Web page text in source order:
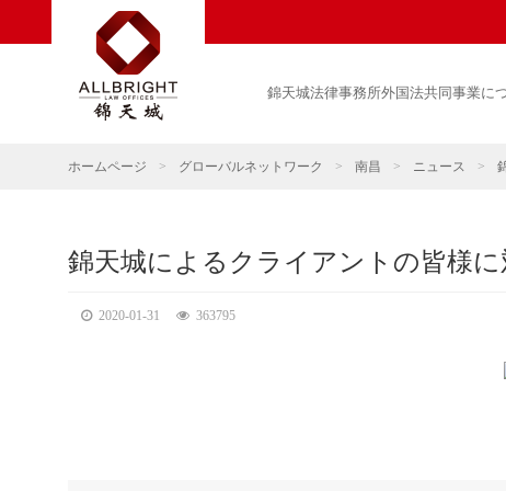
錦天城法律事務所外国法共同事業に
ホームページ > グローバルネットワーク > 南昌 > ニュース >
錦天城によるクライアントの皆様
2020-01-31 363795